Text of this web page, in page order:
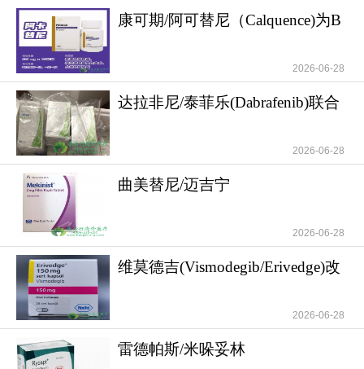
令人振奋：接受英菲格拉替尼三线及以上治疗的患
者，中位无进展生存期（PFS）达到了6.77个月；客
观缓解率（ORR）为21.6%。反观二线治疗患者的
中位无瘤生存期仅为4.63个月。这意味着，对于
FGFR2融合阳性的胆管癌患者，在三线及以上治疗
中使用英菲格拉替尼，相比二线标准化疗方案，能
显著延长患者的无进展生存期，同时提升肿瘤缓解
率，为患者争取到更多治疗时间和生存希望。
这份精准，让它摆脱了传统化疗“杀敌一千，自
损八百”的局限，也让它成为特定人群的“专属希
望”——其适应症明确指向：先前接受过治疗、不可
切除的局部晚期或转移性胆管癌，且伴有FGFR2融
合或其他经FDA批准检测的重排的成人患者。值得
一提的是，这款药物的上市进程始终牵动着全球患
为海外患者带来新选择；2023年3月28日，中国国家
康可期/阿可替尼（Calquence)为B
2026-06-28
达拉非尼/泰菲乐(Dabrafenib)联合
2026-06-28
曲美替尼/迈吉宁
2026-06-28
维莫德吉(Vismodegib/Erivedge)改
2026-06-28
雷德帕斯/米哚妥林